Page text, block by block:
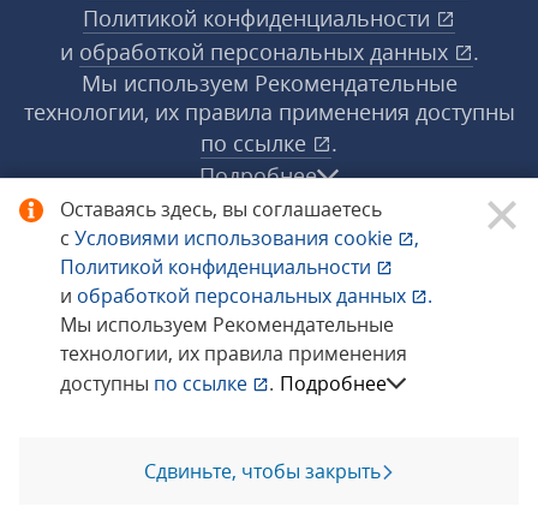
Оставаясь здесь, вы соглашаетесь
с Условиями использования cookie
,
Политикой конфиденциальности
и обработкой персональных данных
.
Мы используем Рекомендательные
технологии, их правила применения
доступны по ссылке . Подробнее
Сдвиньте, чтобы закрыть
Политикой конфиденциальности
и обработкой персональных данных
.
Мы используем Рекомендательные
технологии, их правила применения доступны
по ссылке
.
Подробнее
© 1998−2026 «1С‑Рарус» ®. Все права
защищены.
Сообщить об ошибке
Позвоните мне